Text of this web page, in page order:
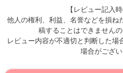
【レビュー記入
他人の権利、利益、名誉などを損ね
稿することはできませんの
レビュー内容が不適切と判断した場
場合がござい